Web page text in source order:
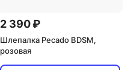
2 390 ₽
Шлепалка Pecado BDSM,
розовая